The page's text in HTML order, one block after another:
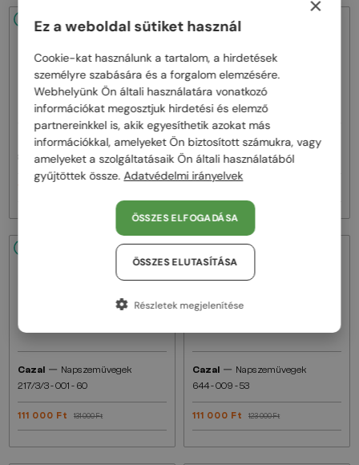
48/72 -16%
Cazal—Napszemüvegek
8505 - 001 - 57
48/72
Cazal—Napszemüvegek
186/3 - 001 - 59
Cazal — Napszemüvegek
217/3/3 - 001 - 60
111 000 Ft 131 000 Ft
48/72 -10%
Cazal — Napszemüvegek
644 - 009 - 53
111 000 Ft 123 000 Ft
×
Ez a weboldal sütiket használ
Cookie-kat használunk a tartalom, a hirdetések
személyre szabására és a forgalom elemzésére.
Webhelyünk Ön általi használatára vonatkozó
információkat megosztjuk hirdetési és elemző
partnereinkkel is, akik egyesíthetik azokat más
információkkal, amelyeket Ön biztosított számukra, vagy
amelyeket a szolgáltatásaik Ön általi használatából
gyűjtöttek össze. Adatvédelmi irányelvek
ÖSSZES ELFOGADÁSA
ÖSSZES ELUTASÍTÁSA
Részletek megjelenítése